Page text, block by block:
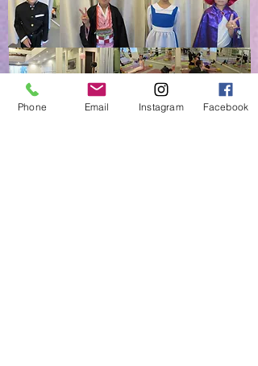
Phone Email Instagram Facebook